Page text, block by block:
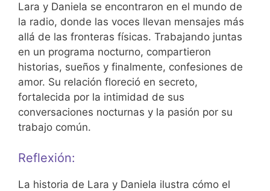
Lara y Daniela se encontraron en el mundo de
la radio, donde las voces llevan mensajes más
allá de las fronteras físicas. Trabajando juntas
en un programa nocturno, compartieron
historias, sueños y finalmente, confesiones de
amor. Su relación floreció en secreto,
fortalecida por la intimidad de sus
conversaciones nocturnas y la pasión por su
trabajo común.
Reflexión:
La historia de Lara y Daniela ilustra cómo el